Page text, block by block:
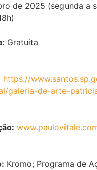
de 2025 (segunda a
Gratuita
https://
galeria-de-arte-
Kromo; Programa de